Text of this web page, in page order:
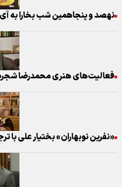
نهصد و پنجاهمین شب بخارا به
فعالیت‌های هنری محمدرضا
«نفرین نوبهاران» بختیار علی